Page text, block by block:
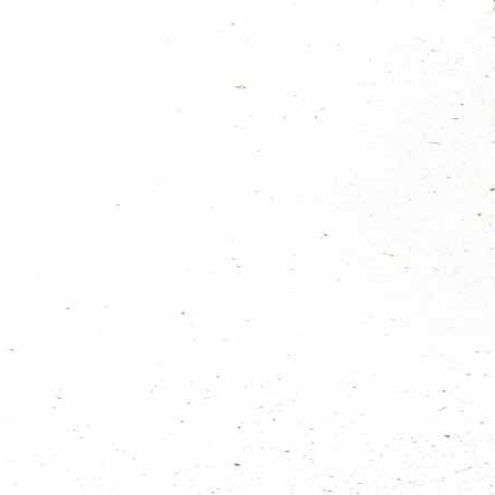
van 13 september hadden we het één en al besproken, maar er is nu
winkelcentrum in de Boogaard op zoek naar verklede leiding. Elke
te kopen/ verkopen.
beslissing voor een GO/ NO GO aangezien we niet willen dat we de